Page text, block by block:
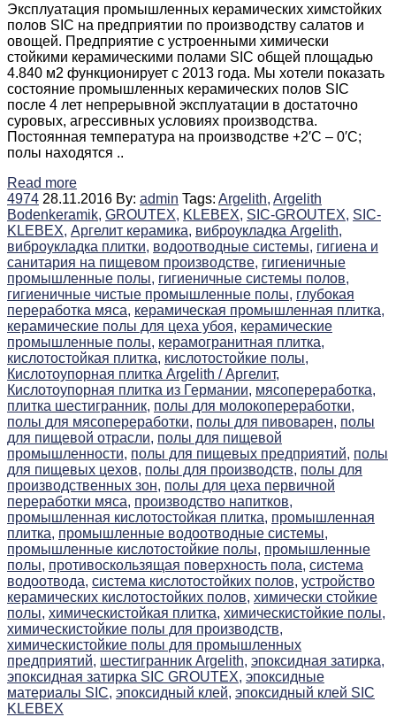
Эксплуатация промышленных керамических химстойких
полов SIC на предприятии по производству салатов и
овощей. Предприятие с устроенными химически
стойкими керамическими полами SIC общей площадью
4.840 м2 функционирует с 2013 года. Мы хотели показать
состояние промышленных керамических полов SIC
после 4 лет непрерывной эксплуатации в достаточно
суровых, агрессивных условиях производства.
Постоянная температура на производстве +2′C – 0′C;
полы находятся ..
Read more
4974 28.11.2016 By: admin Tags: Argelith, Argelith
Bodenkeramik, GROUTEX, KLEBEX, SIC-GROUTEX, SIC-
KLEBEX, Аргелит керамика, виброукладка Argelith,
виброукладка плитки, водоотводные системы, гигиена и
санитария на пищевом производстве, гигиеничные
промышленные полы, гигиеничные системы полов,
гигиеничные чистые промышленные полы, глубокая
переработка мяса, керамическая промышленная плитка,
керамические полы для цеха убоя, керамические
промышленные полы, керамогранитная плитка,
кислотостойкая плитка, кислотостойкие полы,
Кислотоупорная плитка Argelith / Аргелит,
Кислотоупорная плитка из Германии, мясопереработка,
плитка шестигранник, полы для молокопереработки,
полы для мясопереработки, полы для пивоварен, полы
для пищевой отрасли, полы для пищевой
промышленности, полы для пищевых предприятий, полы
для пищевых цехов, полы для производств, полы для
производственных зон, полы для цеха первичной
переработки мяса, производство напитков,
промышленная кислотостойкая плитка, промышленная
плитка, промышленные водоотводные системы,
промышленные кислотостойкие полы, промышленные
полы, противоскользящая поверхность пола, система
водоотвода, система кислотостойких полов, устройство
керамических кислотостойких полов, химически стойкие
полы, химическистойкая плитка, химическистойкие полы,
химическистойкие полы для производств,
химическистойкие полы для промышленных
предприятий, шестигранник Argelith, эпоксидная затирка,
эпоксидная затирка SIC GROUTEX, эпоксидные
материалы SIC, эпоксидный клей, эпоксидный клей SIC
KLEBEX